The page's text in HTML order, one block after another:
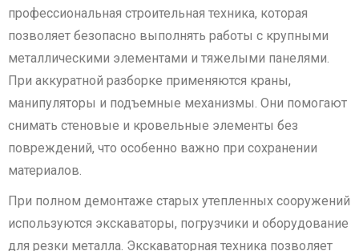
профессиональная строительная техника, которая
позволяет безопасно выполнять работы с крупными
металлическими элементами и тяжелыми панелями.
При аккуратной разборке применяются краны,
манипуляторы и подъемные механизмы. Они помогают
снимать стеновые и кровельные элементы без
повреждений, что особенно важно при сохранении
материалов.
При полном демонтаже старых утепленных сооружений
используются экскаваторы, погрузчики и оборудование
для резки металла. Экскаваторная техника позволяет